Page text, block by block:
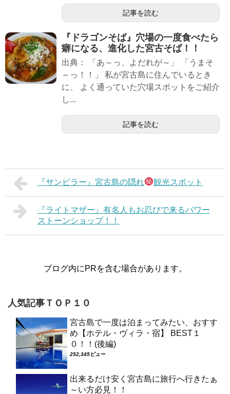
記事を読む
『ドラゴンそば』穴場の一度食べたら
癖になる、進化した宮古そば！！
出典： 「あ～っ、よだれが～」 「うまそ
～っ！！」 私が宮古島に住んでいるとき
に、 よく通っていた穴場スポットをご紹介
し...
記事を読む
『サンピラー』宮古島の隠れ 観光スポット
『ライトマザー』有名人もお忍びで来るパワー
ストーンショップ！！
ブログ内にPRを含む場合があります。
人気記事ＴＯＰ１０
宮古島で一度は泊まってみたい、おすす
め【ホテル・ヴィラ・宿】 BEST１
０！！(後編)
252,345ビュー
出来るだけ安く宮古島に旅行へ行きたぁ
～い方必見！！